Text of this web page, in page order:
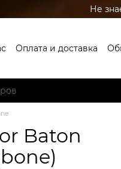
Не
Оплата и доставка
Baton